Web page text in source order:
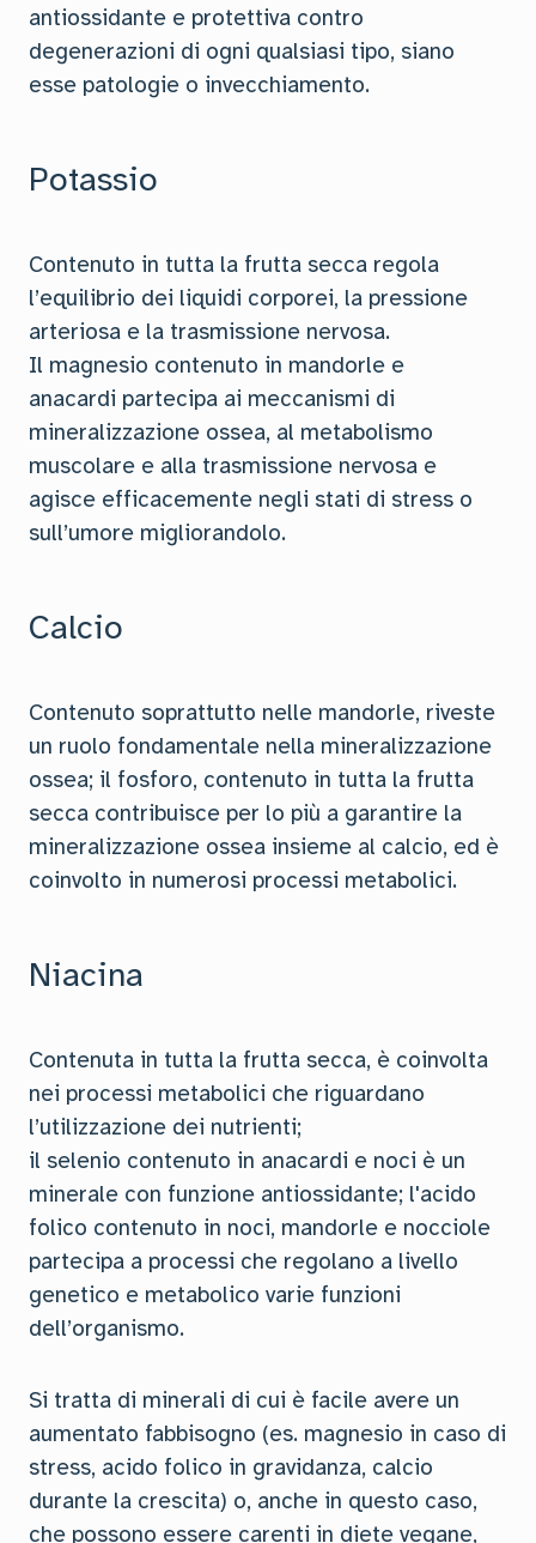
antiossidante e protettiva contro
degenerazioni di ogni qualsiasi tipo, siano
esse patologie o invecchiamento.
Potassio
Contenuto in tutta la frutta secca regola
l’equilibrio dei liquidi corporei, la pressione
arteriosa e la trasmissione nervosa.
Il magnesio contenuto in mandorle e
anacardi partecipa ai meccanismi di
mineralizzazione ossea, al metabolismo
muscolare e alla trasmissione nervosa e
agisce efficacemente negli stati di stress o
sull’umore migliorandolo.
Calcio
Contenuto soprattutto nelle mandorle, riveste
un ruolo fondamentale nella mineralizzazione
ossea; il fosforo, contenuto in tutta la frutta
secca contribuisce per lo più a garantire la
mineralizzazione ossea insieme al calcio, ed è
coinvolto in numerosi processi metabolici.
Niacina
Contenuta in tutta la frutta secca, è coinvolta
nei processi metabolici che riguardano
l’utilizzazione dei nutrienti;
il selenio contenuto in anacardi e noci è un
minerale con funzione antiossidante; l'acido
folico contenuto in noci, mandorle e nocciole
partecipa a processi che regolano a livello
genetico e metabolico varie funzioni
dell’organismo.
Si tratta di minerali di cui è facile avere un
aumentato fabbisogno (es. magnesio in caso di
stress, acido folico in gravidanza, calcio
durante la crescita) o, anche in questo caso,
che possono essere carenti in diete vegane,